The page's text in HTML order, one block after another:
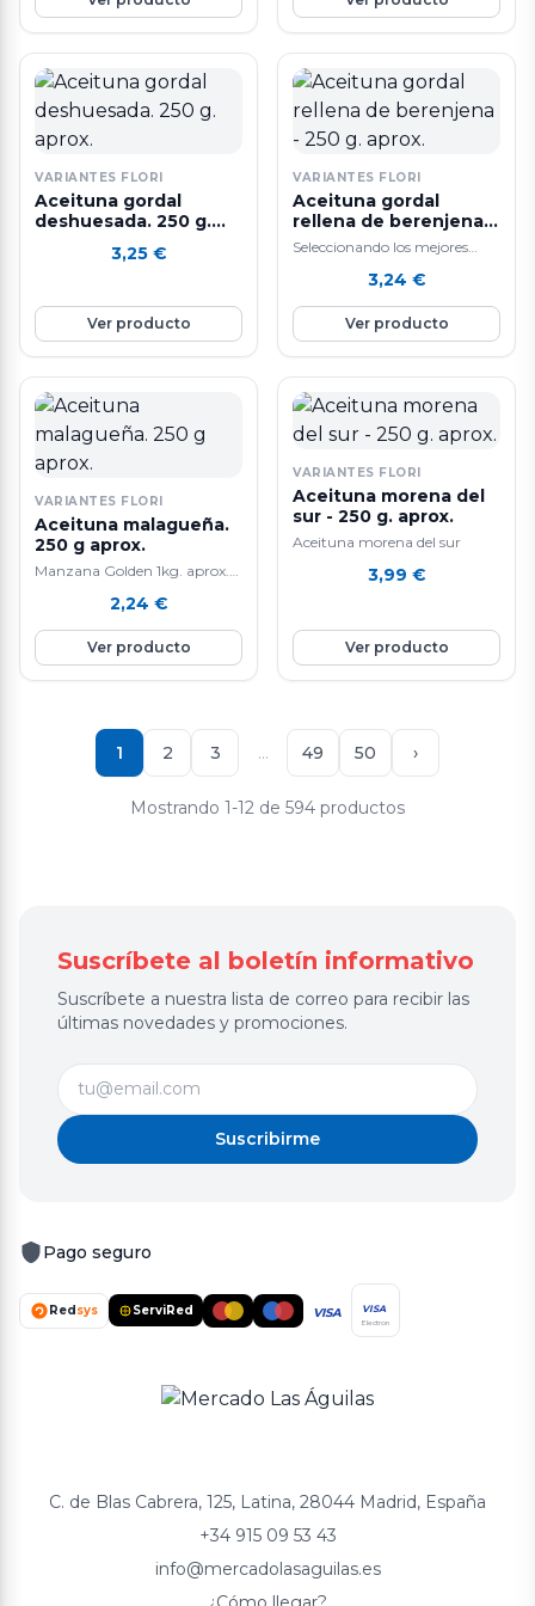
VARIANTES FLORI
Aceituna gordal
deshuesada. 250 g.
3,25 €
Ver producto
VARIANTES FLORI
Aceituna gordal
rellena de berenjena -
250 g. aprox.
Seleccionando los mejores
sistema de elaboración diaria
que hacen que nuestras…
3,24 €
Ver producto
VARIANTES FLORI
Aceituna malagueña.
250 g aprox.
Manzana Golden 1kg. aprox.
fruta nutritiva e hidratante ya
que está compuesta por agua
en un 85%, aporta vitamina E
y C, rica en fibra y en potasio.
intestinal. Ayuda a controlar
el colesterol.
2,24 €
Ver producto
VARIANTES FLORI
Aceituna morena del
sur - 250 g. aprox.
Aceituna morena del sur
3,99 €
Ver producto
1 2 3 … 49 50 ›
Mostrando 1-12 de 594 productos
Suscríbete al boletín informativo
Suscríbete a nuestra lista de correo para recibir las
últimas novedades y promociones.
Suscribirme
Pago seguro
Redsys ServiRed VISA VISA
Electron
C. de Blas Cabrera, 125, Latina, 28044 Madrid, España
+34 915 09 53 43
info@mercadolasaguilas.es